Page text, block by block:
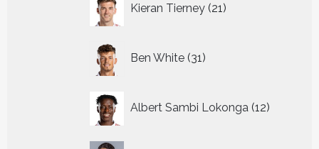
Kieran Tierney 21
producten
Ben White 31
producten
Albert Sambi Lokonga 12